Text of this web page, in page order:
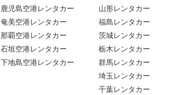
鹿児島空港レンタカー
奄美空港レンタカー
那覇空港レンタカー
石垣空港レンタカー
下地島空港レンタカー
山形レンタカー
福島レンタカー
茨城レンタカー
栃木レンタカー
群馬レンタカー
埼玉レンタカー
千葉レンタカー